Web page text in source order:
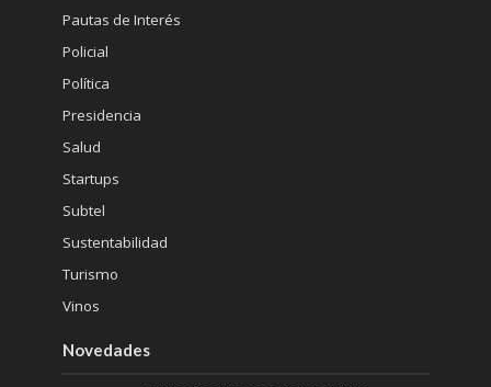
Pautas de Interés
Policial
Política
Presidencia
Salud
Startups
Subtel
Sustentabilidad
Turismo
Vinos
Novedades